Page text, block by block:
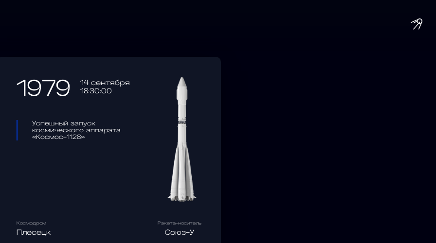
1979
14 сентября
18:30:00
Успешный запуск
космического аппарата
«Космос-1128»
Космодром
Плесецк
Ракета-носитель
Союз-У